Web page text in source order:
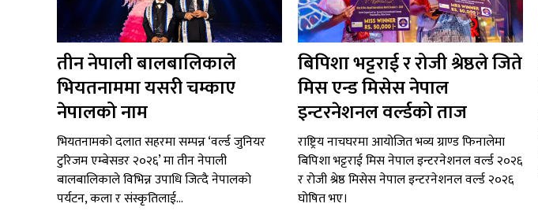
तीन नेपाली बालबालिकाले
भियतनाममा यसरी चम्काए
नेपालको नाम
भियतनामको दलात सहरमा सम्पन्न ‘वर्ल्ड जुनियर
टुरिजम एम्बेसडर २०२६’ मा तीन नेपाली
बालबालिकाले विभिन्न उपाधि जित्दै नेपालको
पर्यटन, कला र संस्कृतिलाई...
बिपिशा भट्टराई र रोजी श्रेष्ठले जिते
मिस एन्ड मिसेस नेपाल
इन्टरनेशनल वर्ल्डको ताज
राष्ट्रिय नाचघरमा आयोजित भव्य ग्राण्ड फिनालेमा
बिपिशा भट्टराई मिस नेपाल इन्टरनेशनल वर्ल्ड २०२६
र रोजी श्रेष्ठ मिसेस नेपाल इन्टरनेशनल वर्ल्ड २०२६
घोषित भए।